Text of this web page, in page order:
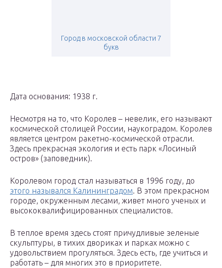
Город в московской области 7
букв
Дата основания: 1938 г.
Несмотря на то, что Королев – невелик, его называют
космической столицей России, наукоградом. Королев
является центром ракетно-космической отрасли.
Здесь прекрасная экология и есть парк «Лосиный
остров» (заповедник).
Королевом город стал называться в 1996 году, до
этого назывался Калининградом. В этом прекрасном
городе, окруженным лесами, живет много ученых и
высококвалифицированных специалистов.
В теплое время здесь стоят причудливые зеленые
скульптуры, в тихих двориках и парках можно с
удовольствием прогуляться. Здесь есть, где учиться и
работать – для многих это в приоритете.